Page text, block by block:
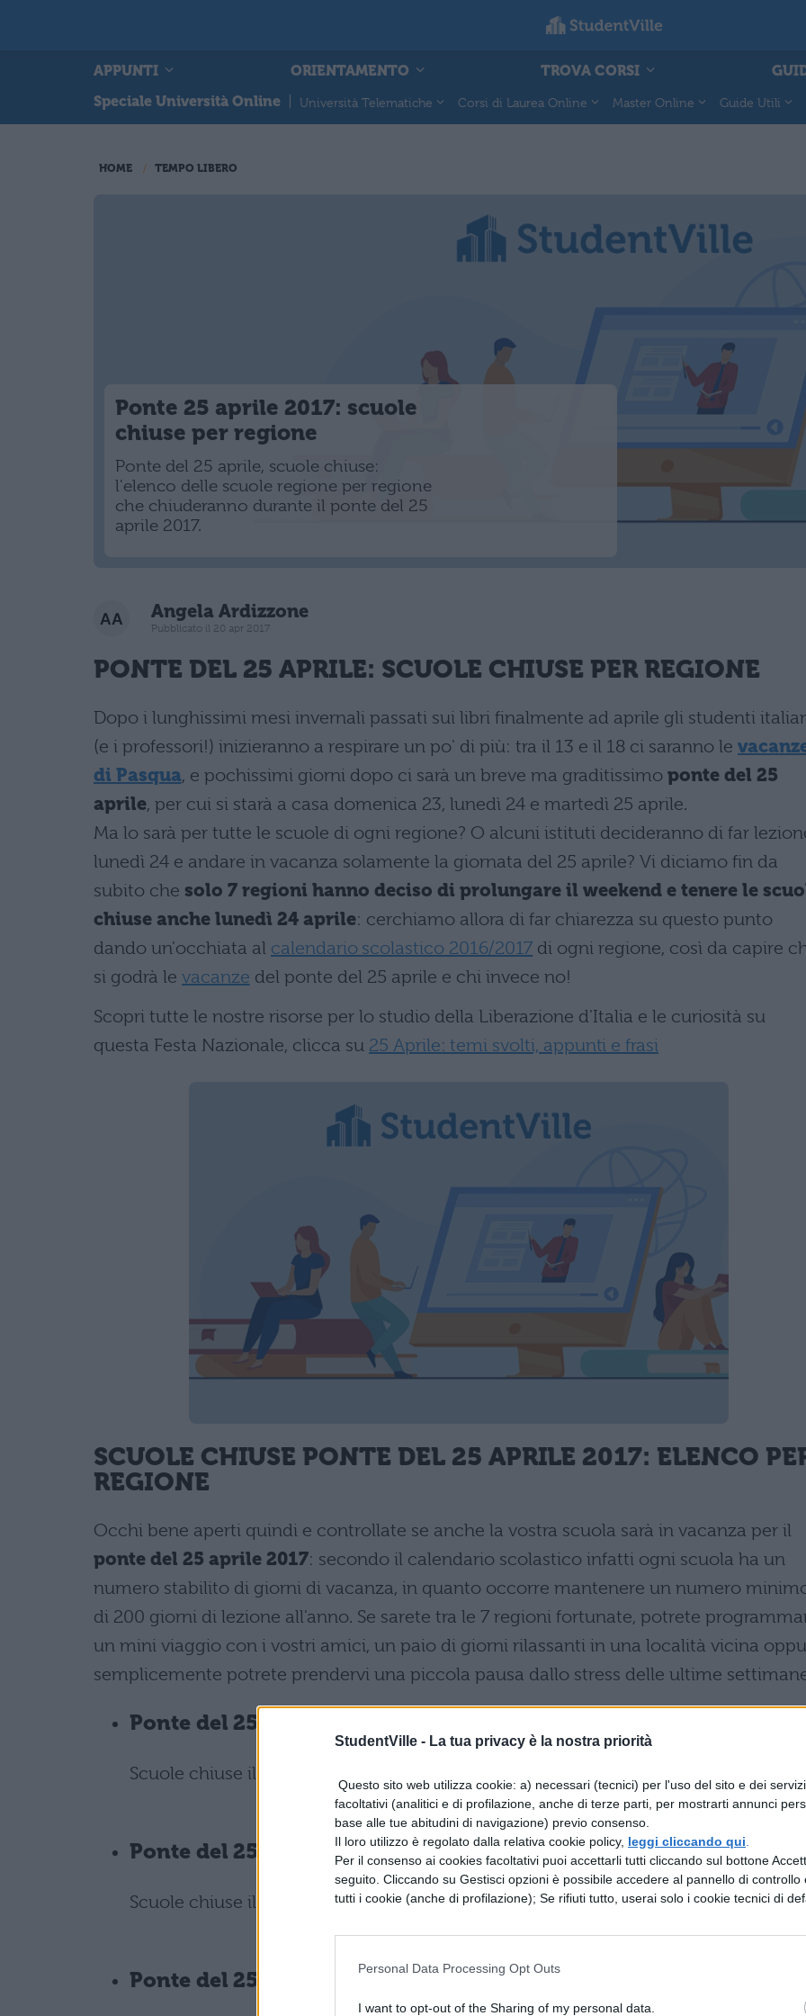
StudentVille - La tua privacy è la nostra priorità
Questo sito web utilizza cookie: a) necessari (tecnici) per l'uso del sito e dei
facoltativi (analitici e di profilazione, anche di terze parti, per mostrarti annunci
base alle tue abitudini di navigazione) previo consenso.
Il loro utilizzo è regolato dalla relativa cookie policy, leggi cliccando qui
Per il consenso ai cookies facoltativi puoi accettarli tutti cliccando sul bottone
seguito. Cliccando su Gestisci opzioni è possibile accedere al pannello di controllo
tutti i cookie (anche di profilazione); Se rifiuti tutto, userai solo i cookie tecnici di
Personal Data Processing Opt Outs
I want to opt-out of the Sharing of my personal data.
APPUNTI ORIENTAMENTO TROVA CORSI
Speciale Università Online
Università Telematiche Corsi di Laurea Online Master Online Guide Utili
HOME TEMPO LIBERO
Ponte 25 aprile 2017: scuole
chiuse per regione
Ponte del 25 aprile, scuole chiuse:
l'elenco delle scuole regione per regione
che chiuderanno durante il ponte del 25
aprile 2017.
Angela Ardizzone
Pubblicato il 20 apr 2017
PONTE DEL 25 APRILE: SCUOLE CHIUSE PER REGIONE
Dopo i lunghissimi mesi invernali passati sui libri finalmente ad aprile gli studenti
(e i professori!) inizieranno a respirare un po' di più: tra il 13 e il 18 ci saranno le
di Pasqua, e pochissimi giorni dopo ci sarà un breve ma graditissimo ponte del 25
aprile, per cui si starà a casa domenica 23, lunedì 24 e martedì 25 aprile.
Ma lo sarà per tutte le scuole di ogni regione? O alcuni istituti decideranno di far
lunedì 24 e andare in vacanza solamente la giornata del 25 aprile? Vi diciamo fin da
subito che solo 7 regioni hanno deciso di prolungare il weekend e tenere le
chiuse anche lunedì 24 aprile: cerchiamo allora di far chiarezza su questo punto
dando un'occhiata al calendario scolastico 2016/2017 di ogni regione, così da capire
si godrà le vacanze del ponte del 25 aprile e chi invece no!
Scopri tutte le nostre risorse per lo studio della Liberazione d'Italia e le curiosità su
questa Festa Nazionale, clicca su 25 Aprile: temi svolti, appunti e frasi
SCUOLE CHIUSE PONTE DEL 25 APRILE 2017: ELENCO
REGIONE
Occhi bene aperti quindi e controllate se anche la vostra scuola sarà in vacanza per il
ponte del 25 aprile 2017: secondo il calendario scolastico infatti ogni scuola ha un
numero stabilito di giorni di vacanza, in quanto occorre mantenere un numero
di 200 giorni di lezione all'anno. Se sarete tra le 7 regioni fortunate, potrete
un mini viaggio con i vostri amici, un paio di giorni rilassanti in una località vicina
semplicemente potrete prendervi una piccola pausa dallo stress delle ultime
Ponte del 25 aprile 2017 Abruzzo
Scuole chiuse il 24 e il 25 aprile
Ponte del 25 aprile 2017 Basilicata
Scuole chiuse il 25 aprile
Ponte del 25 aprile 2017 Calabria